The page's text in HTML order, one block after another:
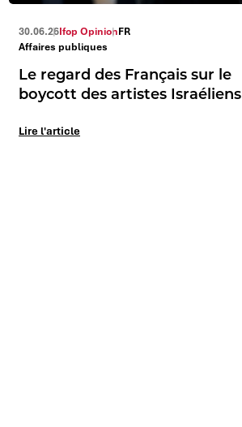
30.06.26Ifop OpinionFR
Affaires publiques
Le regard des Français sur le
boycott des artistes Israéliens
Lire l'article